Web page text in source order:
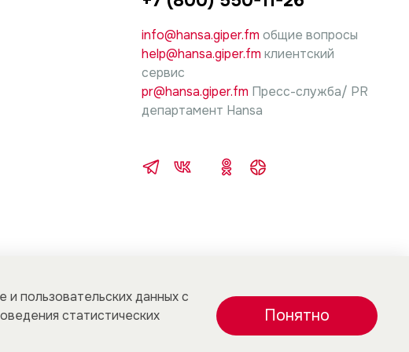
info@hansa.giper.fm общие вопросы
help@hansa.giper.fm клиентский
сервис
pr@hansa.giper.fm Пресс-служба/ PR
департамент Hansa
пользовательских данных с
статистических
Понятно